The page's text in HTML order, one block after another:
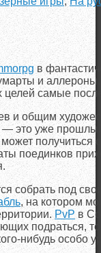
в
и
самые
и общим
это уже
может
поединков
собрать под
, на котором
PvP в
подраться,
нибудь особо